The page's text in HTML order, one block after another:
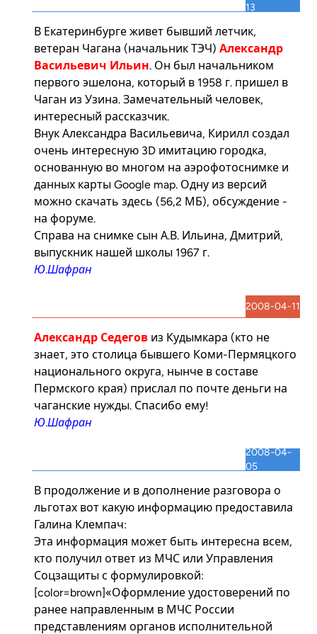
13
В Екатеринбурге живет бывший летчик,
ветеран Чагана (начальник ТЭЧ) Александр
Васильевич Ильин. Он был начальником
первого эшелона, который в 1958 г. пришел в
Чаган из Узина. Замечательный человек,
интересный рассказчик.
Внук Александра Васильевича, Кирилл создал
очень интересную 3D имитацию городка,
основанную во многом на аэрофотоснимке и
данных карты Google map. Одну из версий
можно скачать здесь (56,2 МБ), обсуждение -
на форуме.
Справа на снимке сын А.В. Ильина, Дмитрий,
выпускник нашей школы 1967 г.
Ю.Шафран
2008-04-11
Александр Седегов из Кудымкара (кто не
знает, это столица бывшего Коми-Пермяцкого
национального округа, нынче в составе
Пермского края) прислал по почте деньги на
чаганские нужды. Спасибо ему!
Ю.Шафран
2008-04-
05
В продолжение и в дополнение разговора о
льготах вот какую информацию предоставила
Галина Клемпач:
Эта информация может быть интересна всем,
кто получил ответ из МЧС или Управления
Соцзащиты с формулировкой:
[color=brown]«Оформление удостоверений по
ранее направленным в МЧС России
представлениям органов исполнительной